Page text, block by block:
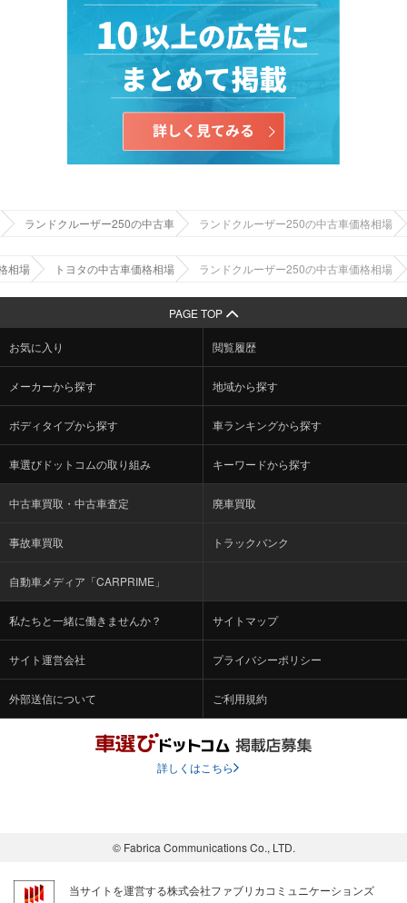
ランドクルーザー250の中古車 ランドクルーザー250の中古車価格相場
相場 トヨタの中古車価格相場 ランドクルーザー250の中古車価格相場
PAGE TOP
お気に入り 閲覧履歴
メーカーから探す 地域から探す
ボディタイプから探す 車ランキングから探す
車選びドットコムの取り組み キーワードから探す
中古車買取・中古車査定 廃車買取
事故車買取 トラックバンク
自動車メディア「CARPRIME」
私たちと一緒に働きませんか？ サイトマップ
サイト運営会社 プライバシーポリシー
外部送信について ご利用規約
詳しくはこちら
© Fabrica Communications Co., LTD.
当サイトを運営する株式会社ファブリカコミュニケーションズ